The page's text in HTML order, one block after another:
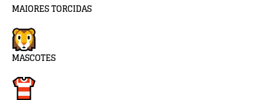
MAIORES TORCIDAS
MASCOTES